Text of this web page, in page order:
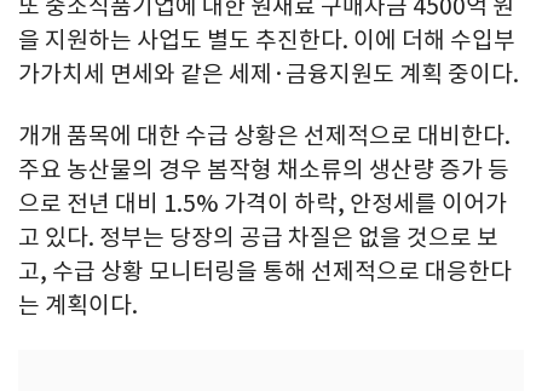
또 중소식품기업에 대한 원재료 구매자금 4500억 원
을 지원하는 사업도 별도 추진한다. 이에 더해 수입부
가가치세 면세와 같은 세제·금융지원도 계획 중이다.
개개 품목에 대한 수급 상황은 선제적으로 대비한다.
주요 농산물의 경우 봄작형 채소류의 생산량 증가 등
으로 전년 대비 1.5% 가격이 하락, 안정세를 이어가
고 있다. 정부는 당장의 공급 차질은 없을 것으로 보
고, 수급 상황 모니터링을 통해 선제적으로 대응한다
는 계획이다.